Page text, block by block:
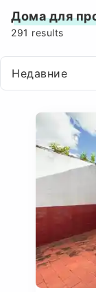
Дома для
291 results
Недавние